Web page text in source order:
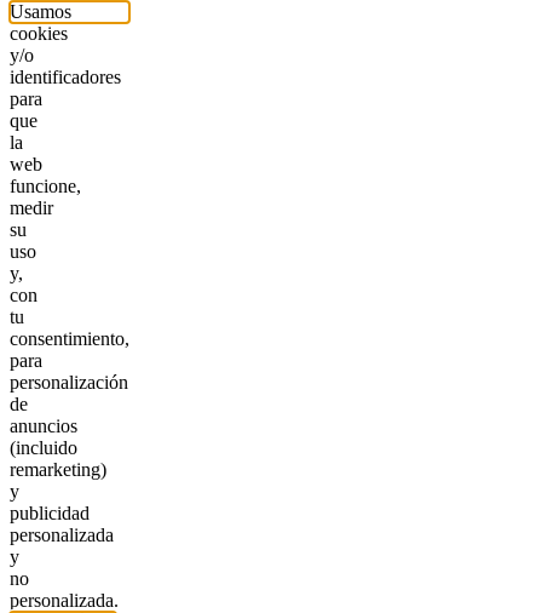
Usamos
cookies
y/o
identificadores
para
que
la
web
funcione,
medir
su
uso
y,
con
tu
consentimiento,
para
personalización
de
anuncios
(incluido
remarketing)
y
publicidad
personalizada
y
no
personalizada.